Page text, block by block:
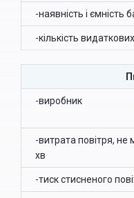
-наявність і ємність
-кількість
-виробник
-витрата повітря, не
хв
-тиск стисненого